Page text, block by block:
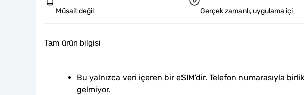
Müsait değil Gerçek zamanlı, uygulama içi
Tam ürün bilgisi
Bu yalnızca veri içeren bir eSIM'dir. Telefon numarasıyla
gelmiyor.